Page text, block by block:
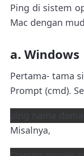
Ping di sistem
Mac dengan
a. Windows
Pertama- tama
Prompt (cmd).
ping nama
Misalnya,